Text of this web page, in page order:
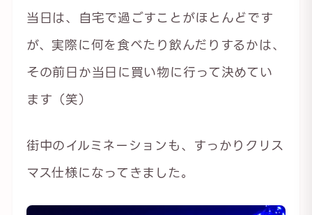
当日は、自宅で過ごすことがほとんどです
が、実際に何を食べたり飲んだりするかは、
その前日か当日に買い物に行って決めてい
ます（笑）
街中のイルミネーションも、すっかりクリス
マス仕様になってきました。